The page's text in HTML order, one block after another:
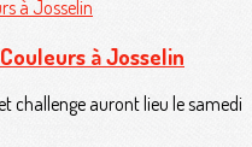
à Josselin
challenge auront lieu le samedi